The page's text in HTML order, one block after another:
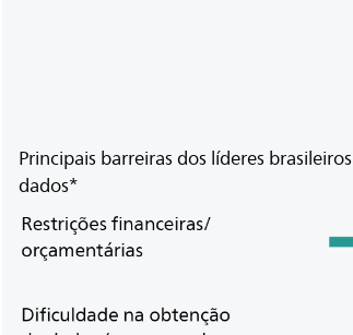
Principais barreiras dos líderes
dados*